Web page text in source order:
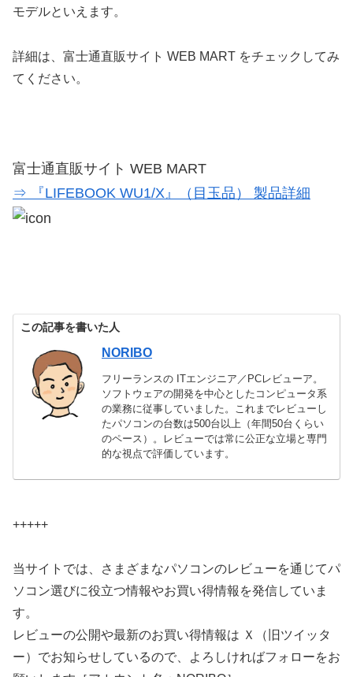
モデルといえます。
詳細は、富士通直販サイト WEB MART をチェックしてみ
てください。
富士通直販サイト WEB MART
⇒ 『LIFEBOOK WU1/X』（目玉品） 製品詳細
この記事を書いた人
NORIBO
フリーランスの ITエンジニア／PCレビューア。
ソフトウェアの開発を中心としたコンピュータ系
の業務に従事していました。これまでレビューし
たパソコンの台数は500台以上（年間50台くらい
のペース）。レビューでは常に公正な立場と専門
的な視点で評価しています。
+++++
当サイトでは、さまざまなパソコンのレビューを通じてパ
ソコン選びに役立つ情報やお買い得情報を発信していま
す。
レビューの公開や最新のお買い得情報は Ｘ（旧ツイッタ
ー）でお知らせしているので、よろしければフォローをお